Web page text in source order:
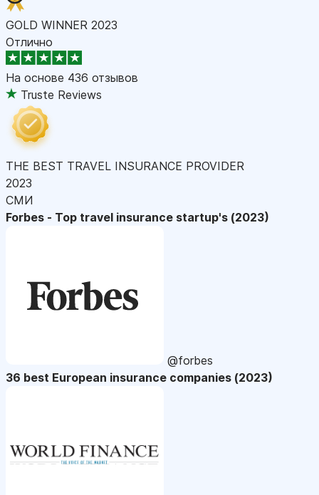
GOLD WINNER 2023
Отлично
На основе 436 отзывов
Truste Reviews
THE BEST TRAVEL INSURANCE PROVIDER
2023
СМИ
Forbes - Top travel insurance startup's (2023)
@forbes
36 best European insurance companies (2023)